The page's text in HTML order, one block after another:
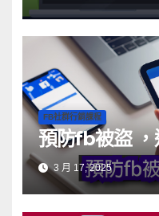
FB社群行銷課程
預防fb被盜 ，
3 月 17, 2025